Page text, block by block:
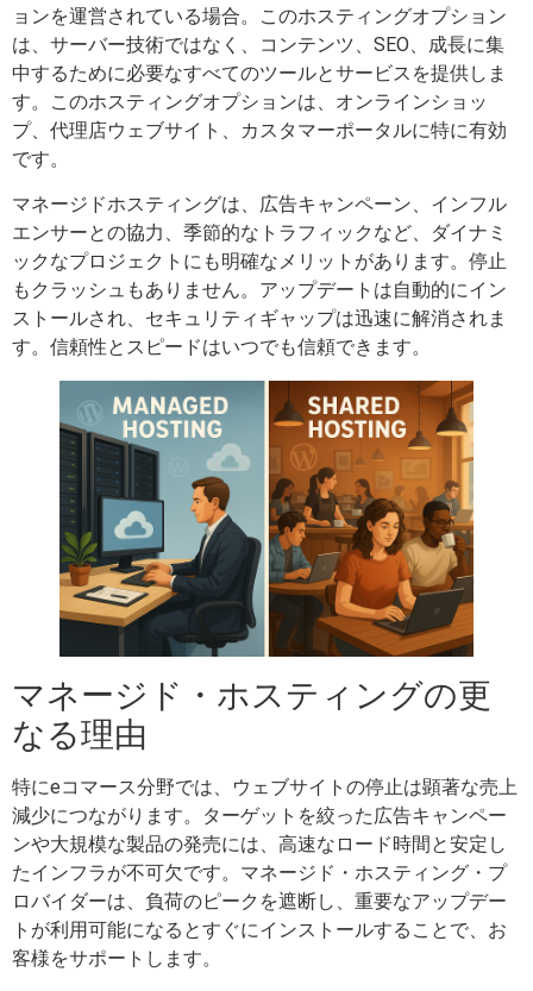
ョンを運営されている場合。このホスティングオプション
は、サーバー技術ではなく、コンテンツ、SEO、成長に集
中するために必要なすべてのツールとサービスを提供しま
す。このホスティングオプションは、オンラインショッ
プ、代理店ウェブサイト、カスタマーポータルに特に有効
です。
マネージドホスティングは、広告キャンペーン、インフル
エンサーとの協力、季節的なトラフィックなど、ダイナミ
ックなプロジェクトにも明確なメリットがあります。停止
もクラッシュもありません。アップデートは自動的にイン
ストールされ、セキュリティギャップは迅速に解消されま
す。信頼性とスピードはいつでも信頼できます。
マネージド・ホスティングの更
なる理由
特にeコマース分野では、ウェブサイトの停止は顕著な売上
減少につながります。ターゲットを絞った広告キャンペー
ンや大規模な製品の発売には、高速なロード時間と安定し
たインフラが不可欠です。マネージド・ホスティング・プ
ロバイダーは、負荷のピークを遮断し、重要なアップデー
トが利用可能になるとすぐにインストールすることで、お
客様をサポートします。